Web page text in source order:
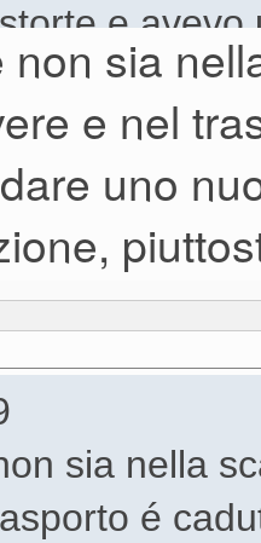
e
foto!
sia
e nel
uno
sia nella
é